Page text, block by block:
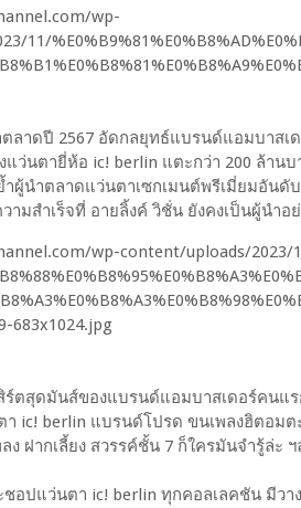
ลาดปี 2567 อัดกลยุทธ์แบรนด์แอมบาสเด
แว่นตายี่ห้อ ic! berlin แตะกว่า 200 ล้า
ำผู้นำตลาดแว่นตาเซกเมนต์พรีเมี่ยมอัน
ามสำเร็จที่ อายลิ้งค์ วิชั่น ยังคงเป็นผู้นำอ
ตสุดมันส์ของแบรนด์แอมบาสเดอร์คนแร
า ic! berlin แบรนด์โปรด ขนเพลงฮิตอ
ง ฝากเลี้ยง สวรรค์ชั้น 7 ก็ใครมันจำรู้ล่ะ
อปแว่นตา ic! berlin ทุกคอลเลคชัน มีว